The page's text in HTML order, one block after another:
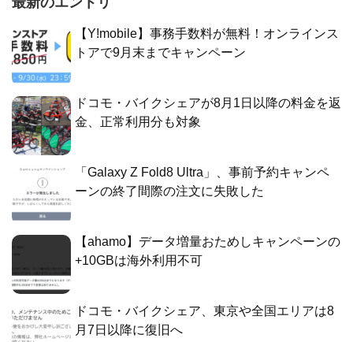
【Y!mobile】事務手数料が無料！オンラインス
トアで9月末までキャンペーン
ドコモ・バイクシェアが8月1日以降の料金を返
金、正常利用分も対象
「Galaxy Z Fold8 Ultra」、事前予約キャンペ
ーンの終了間際の注文に失敗した
【ahamo】データ増量おためしキャンペーンの
+10GBは海外利用不可
ドコモ・バイクシェア、東京や全国エリアは8
月7日以降に復旧へ